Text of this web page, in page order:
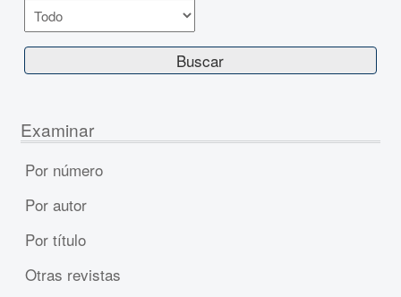
Examinar
Por número
Por autor
Por título
Otras revistas